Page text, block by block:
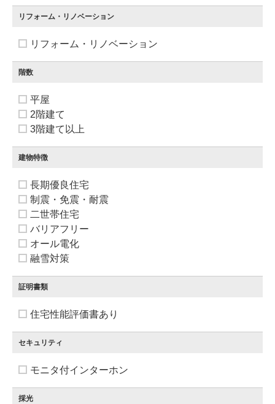
リフォーム・リノベーション
リフォーム・リノベーション
階数
平屋
2階建て
3階建て以上
建物特徴
長期優良住宅
制震・免震・耐震
二世帯住宅
バリアフリー
オール電化
融雪対策
証明書類
住宅性能評価書あり
セキュリティ
モニタ付インターホン
採光